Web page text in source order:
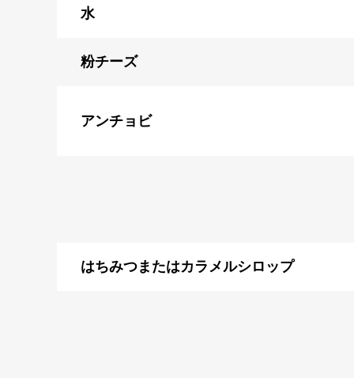
水
粉チーズ
アンチョビ
はちみつまたはカラメルシロップ